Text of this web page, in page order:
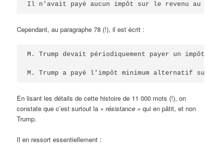
Il n'avait payé aucun impôt sur le revenu au
Cependant, au paragraphe 78 (!), il est écrit :
M. Trump devait périodiquement payer un
M. Trump a payé l'impôt minimum alternatif sur
En lisant les détails de cette histoire de 11 000 mots (!), on
constate que c’est surtout la « résistance » qui en pâtit, et non
Trump.
Il en ressort essentiellement :